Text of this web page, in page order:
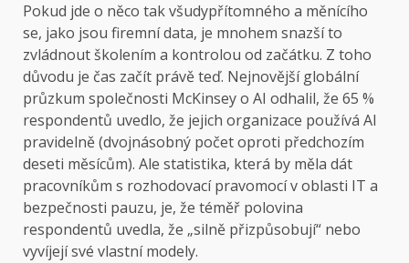
Pokud jde o něco tak všudypřítomného a měnícího
se, jako jsou firemní data, je mnohem snazší to
zvládnout školením a kontrolou od začátku. Z toho
důvodu je čas začít právě teď. Nejnovější globální
průzkum společnosti McKinsey o AI odhalil, že 65 %
respondentů uvedlo, že jejich organizace používá AI
pravidelně (dvojnásobný počet oproti předchozím
deseti měsícům). Ale statistika, která by měla dát
pracovníkům s rozhodovací pravomocí v oblasti IT a
bezpečnosti pauzu, je, že téměř polovina
respondentů uvedla, že „silně přizpůsobují“ nebo
vyvíjejí své vlastní modely.